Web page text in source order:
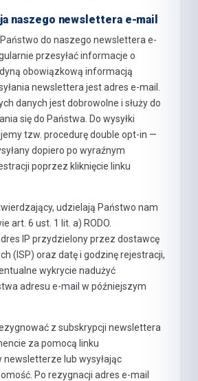
naszego newslettera e-mail
do naszego newslettera e-
przesyłać informacje o
obowiązkową informacją
newslettera jest adres e-mail.
danych jest dobrowolne i służy do
się do Państwa. Do wysyłki
tzw. procedurę double opt-in —
dopiero po wyraźnym
poprzez kliknięcie linku
udzielają Państwo nam
art. 6 ust. 1 lit. a) RODO.
IP przydzielony przez dostawcę
(ISP) oraz datę i godzinę rejestracji,
wykrycie nadużyć
adresu e-mail w późniejszym
z subskrypcji newslettera
za pomocą linku
lub wysyłając
Po rezygnacji adres e-mail